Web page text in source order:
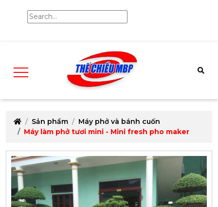
Sản phẩm
Máy phở và bánh cuốn
Máy làm phở tươi mini - Mini fresh pho maker